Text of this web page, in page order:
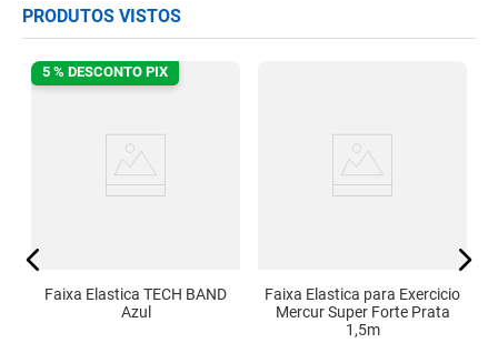
PRODUTOS VISTOS
5 % DESCONTO PIX
Faixa Elastica TECH BAND
Azul
Faixa Elastica para Exercicio
Mercur Super Forte Prata
1,5m